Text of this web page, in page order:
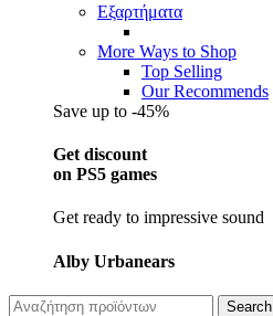
Εξαρτήματα
More Ways to Shop
Top Selling
Our Recommends
Save up to -45%
Get discount
on PS5 games
Get ready to impressive sound
Alby Urbanears
Search